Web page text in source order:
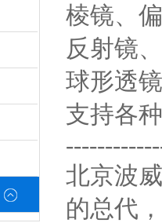
棱镜、
反射镜
球形透
支持各
北京波
的总代